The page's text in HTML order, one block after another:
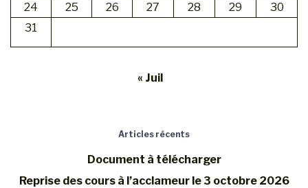
24
25 26 27 28 29
30
31
« Juil
Articles récents
Document à télécharger
Reprise des cours à l’acclameur le 3 octobre 2026